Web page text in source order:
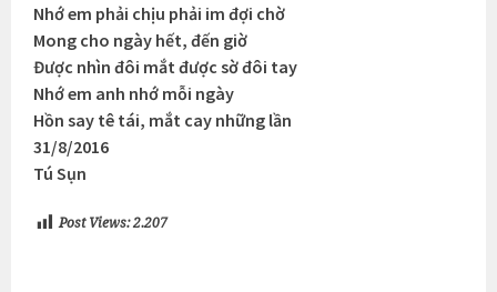
Nhớ em phải chịu phải im đợi chờ
Mong cho ngày hết, đến giờ
Được nhìn đôi mắt được sờ đôi tay
Nhớ em anh nhớ mỗi ngày
Hồn say tê tái, mắt cay những lần
31/8/2016
Tú Sụn
Post Views: 2.207